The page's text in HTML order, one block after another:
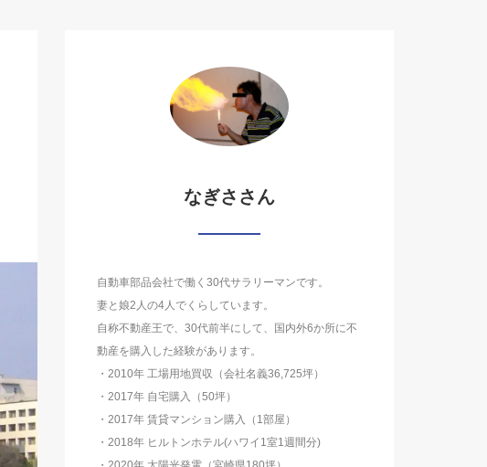
なぎささん
自動車部品会社で働く30代サラリーマンです。
妻と娘2人の4人でくらしています。
自称不動産王で、30代前半にして、国内外6か所に不
動産を購入した経験があります。
・2010年 工場用地買収（会社名義36,725坪）
・2017年 自宅購入（50坪）
・2017年 賃貸マンション購入（1部屋）
・2018年 ヒルトンホテル(ハワイ1室1週間分)